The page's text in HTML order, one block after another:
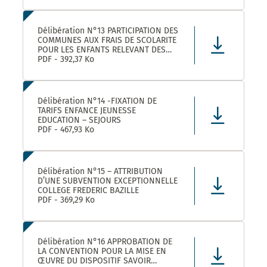
Délibération N°13 PARTICIPATION DES
COMMUNES AUX FRAIS DE SCOLARITE
POUR LES ENFANTS RELEVANT DES
DISPOSITIFS ULISS ET DAR
CASTELNAUVIENNES
PDF - 392,37 Ko
Délibération N°14 -FIXATION DE
TARIFS ENFANCE JEUNESSE
EDUCATION – SEJOURS
PDF - 467,93 Ko
Délibération N°15 – ATTRIBUTION
D’UNE SUBVENTION EXCEPTIONNELLE
COLLEGE FREDERIC BAZILLE
PDF - 369,29 Ko
Délibération N°16 APPROBATION DE
LA CONVENTION POUR LA MISE EN
ŒUVRE DU DISPOSITIF SAVOIR